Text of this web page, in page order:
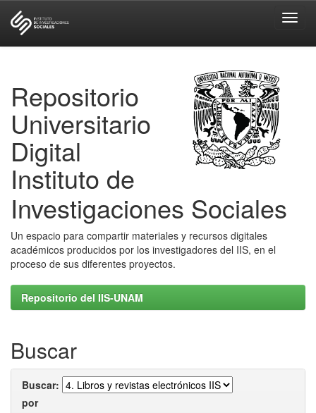
Repositorio
Universitario
Digital
Instituto de
Investigaciones Sociales
Un espacio para compartir materiales y recursos digitales
académicos producidos por los investigadores del IIS, en el
proceso de sus diferentes proyectos.
Repositorio del IIS-UNAM
Buscar
Buscar:
por